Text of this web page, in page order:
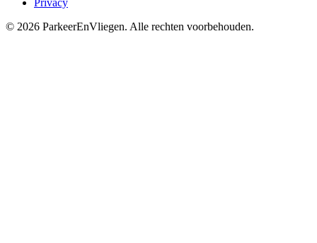
Privacy
© 2026 ParkeerEnVliegen. Alle rechten voorbehouden.